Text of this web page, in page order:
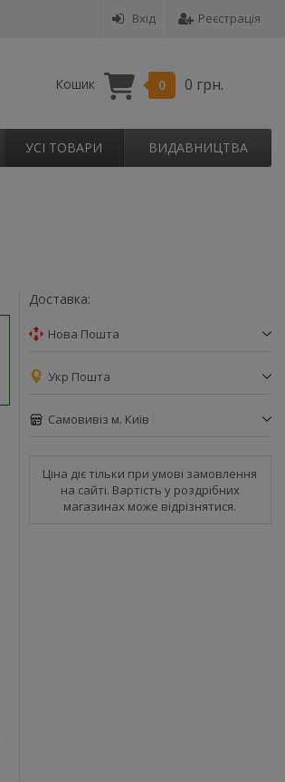
Вхід Реєстрація
Кошик 0 0 грн.
УСІ ТОВАРИ ВИДАВНИЦТВА
Доставка:
Нова Пошта
Укр Пошта
Самовивіз м. Київ
Ціна діє тільки при умові замовлення
на сайті. Вартість у роздрібних
магазинах може відрізнятися.